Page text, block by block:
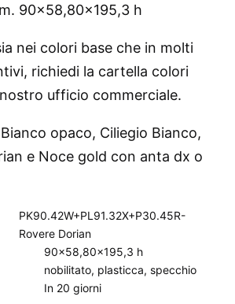
90x58,80x195,3 h
nei colori base che in molti
richiedi la cartella colori
ufficio commerciale.
opaco, Ciliegio Bianco,
e Noce gold con anta dx o
PK90.42W+PL91.32X+P30.45R-
Rovere Dorian
90x58,80x195,3 h
nobilitato, plasticca, specchio
In 20 giorni